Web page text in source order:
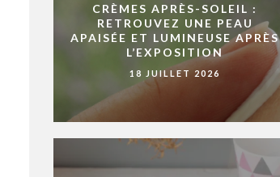
CRÈMES APRÈS-SOLEIL :
RETROUVEZ UNE PEAU
APAISÉE ET LUMINEUSE APRÈS
L’EXPOSITION
18 JUILLET 2026